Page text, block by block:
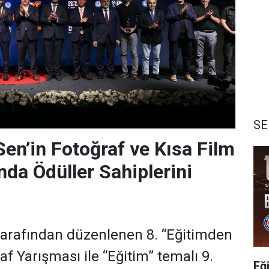
Fotoğraf ve Kısa Film
Ödüller Sahiplerini
düzenlenen 8. “Eğitimden
Yarışması ile “Eğitim” temalı 9.